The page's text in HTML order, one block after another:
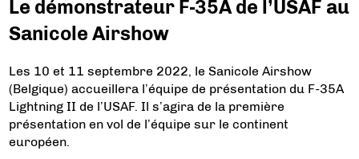
Le démonstrateur F-35A de l’USAF au
Sanicole Airshow
Les 10 et 11 septembre 2022, le Sanicole Airshow
(Belgique) accueillera l’équipe de présentation du F-35A
Lightning II de l’USAF. Il s’agira de la première
présentation en vol de l’équipe sur le continent
européen.